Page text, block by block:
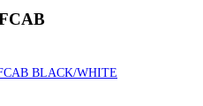
BLACK/WHITE